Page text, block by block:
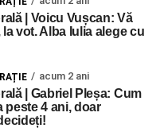
| Voicu Vușcan: Vă
vot. Alba Iulia alege cu
acum 2 ani
| Gabriel Pleșa: Cum
peste 4 ani, doar